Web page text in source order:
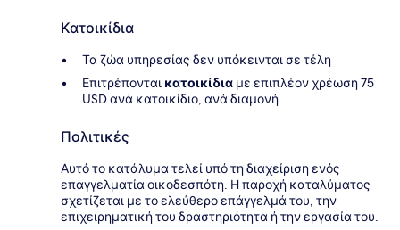
Κατοικίδια
Τα ζώα υπηρεσίας δεν υπόκεινται σε τέλη
Επιτρέπονται κατοικίδια με επιπλέον χρέωση 75
USD ανά κατοικίδιο, ανά διαμονή
Πολιτικές
Αυτό το κατάλυμα τελεί υπό τη διαχείριση ενός
επαγγελματία οικοδεσπότη. Η παροχή καταλύματος
σχετίζεται με το ελεύθερο επάγγελμά του, την
επιχειρηματική του δραστηριότητα ή την εργασία του.